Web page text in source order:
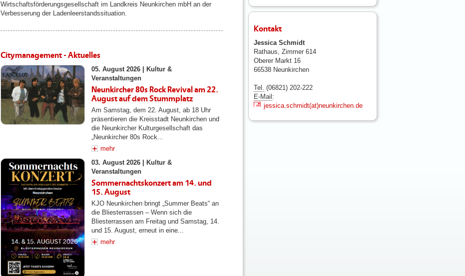
Wirtschaftsförderungsgesellschaft im Landkreis Neunkirchen mbH an der
Verbesserung der Ladenleerstandssituation.
Citymanagement - Aktuelles
05. August 2026 |
Kultur &
Veranstaltungen
Neunkircher 80s Rock Revival am 22.
August auf dem Stummplatz
Am Samstag, dem 22. August, ab 18 Uhr
präsentieren die Kreisstadt Neunkirchen und
die Neunkircher Kulturgesellschaft das
„Neunkircher 80s Rock...
mehr
03. August 2026 |
Kultur &
Veranstaltungen
Sommernachtskonzert am 14. und
15. August
KJO Neunkirchen bringt „Summer Beats“ an
die Bliesterrassen – Wenn sich die
Bliesterrassen am Freitag und Samstag, 14.
und 15. August, erneut in eine...
mehr
Kontakt
Jessica Schmidt
Rathaus, Zimmer 614
Oberer Markt 16
66538 Neunkirchen
Tel. (06821) 202-222
E-Mail :
jessica.schmidt(at)neunkirchen.de